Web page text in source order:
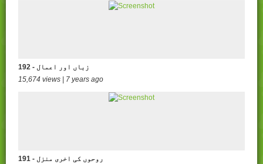
192 - زباں اور اعمال
15,674 views | 7 years ago
191 - روحوں کی اخری منزل